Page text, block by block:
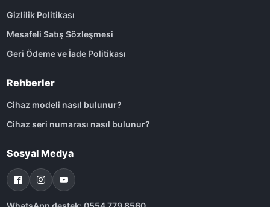
Gizlilik Politikası
Mesafeli Satış Sözleşmesi
Geri Ödeme ve İade Politikası
Rehberler
Cihaz modeli nasıl bulunur?
Cihaz seri numarası nasıl bulunur?
Sosyal Medya